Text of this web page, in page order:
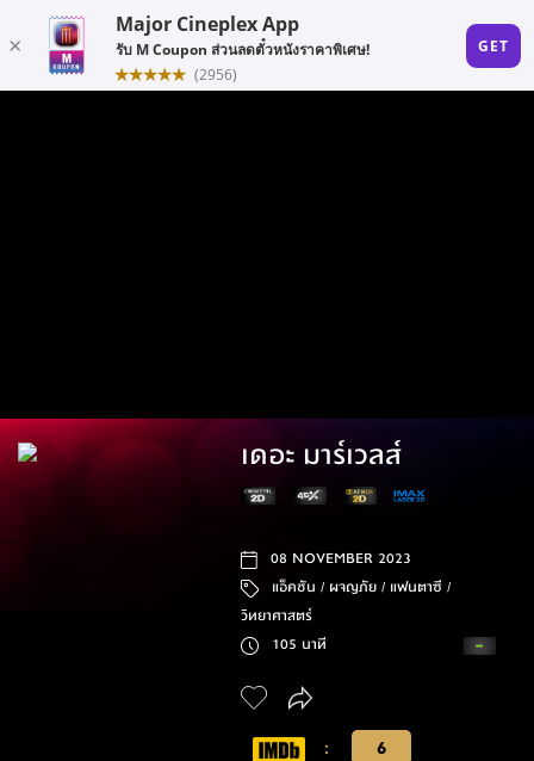
เดอะ มาร์เวลส์
08 NOVEMBER 2023
แอ็คชัน / ผจญภัย / แฟนตาซี /
วิทยาศาสตร์
105 นาที
:
6